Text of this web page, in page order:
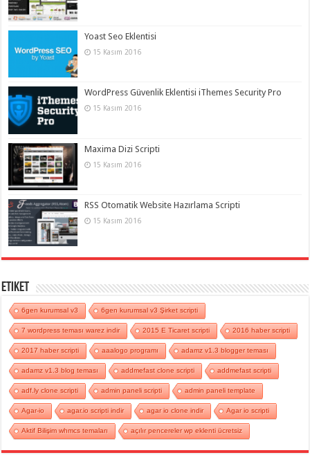
Yoast Seo Eklentisi
15 Kasım 2016
WordPress Güvenlik Eklentisi iThemes Security Pro
15 Kasım 2016
Maxima Dizi Scripti
15 Kasım 2016
RSS Otomatik Website Hazırlama Scripti
15 Kasım 2016
Etiket
6gen kurumsal v3 6gen kurumsal v3 Şirket scripti
7 wordpress teması warez indir 2015 E Ticaret scripti 2016 haber scripti
2017 haber scripti aaalogo programı adamz v1.3 blogger teması
adamz v1.3 blog teması addmefast clone scripti addmefast scripti
adf.ly clone scripti admin paneli scripti admin paneli template
Agar-io agar.io scripti indir agar io clone indir Agar io scripti
Aktif Bilişim whmcs temaları açılır pencereler wp eklenti ücretsiz